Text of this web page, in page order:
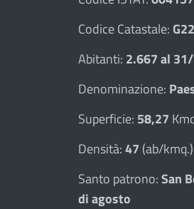
Codice Catastale:
Abitanti: 2.667 al
Denominazione:
Superficie: 58,27
Densità:47 (ab/kmq.)
Santo patrono:San
di agosto